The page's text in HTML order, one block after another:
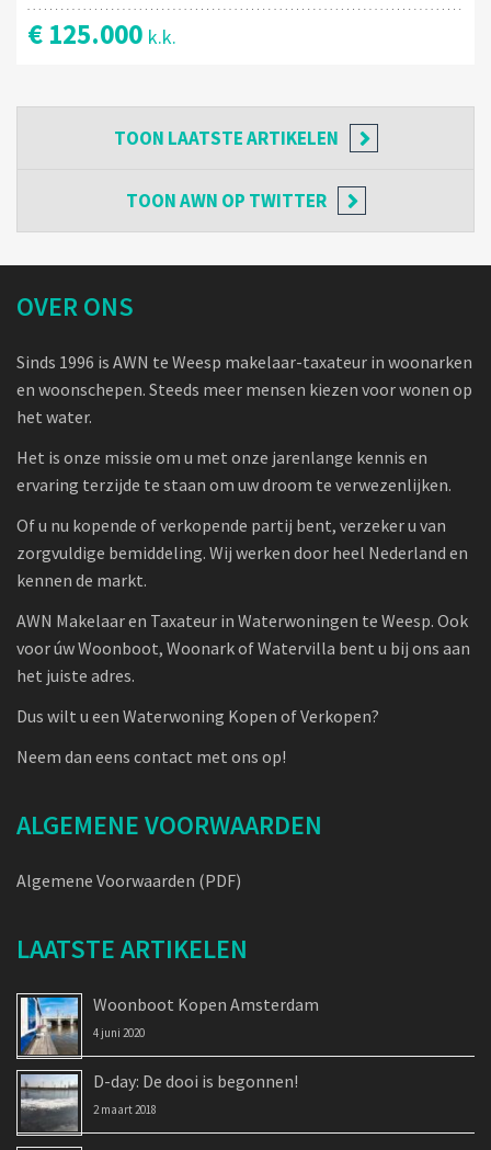
€ 125.000 k.k.
TOON LAATSTE ARTIKELEN
TOONAWN OP TWITTER
OVER ONS
Sinds 1996 is AWN te Weesp makelaar-taxateur in woonarken
en woonschepen. Steeds meer mensen kiezen voor wonen op
het water.
Het is onze missie om u met onze jarenlange kennis en
ervaring terzijde te staan om uw droom te verwezenlijken.
Of u nu kopende of verkopende partij bent, verzeker u van
zorgvuldige bemiddeling. Wij werken door heel Nederland en
kennen de markt.
AWN Makelaar en Taxateur in Waterwoningen te Weesp. Ook
voor úw Woonboot, Woonark of Watervilla bent u bij ons aan
het juiste adres.
Dus wilt u een Waterwoning Kopen of Verkopen?
Neem dan eens contact met ons op!
ALGEMENE VOORWAARDEN
Algemene Voorwaarden (PDF)
LAATSTE ARTIKELEN
Woonboot Kopen Amsterdam
4 juni 2020
D-day: De dooi is begonnen!
2 maart 2018